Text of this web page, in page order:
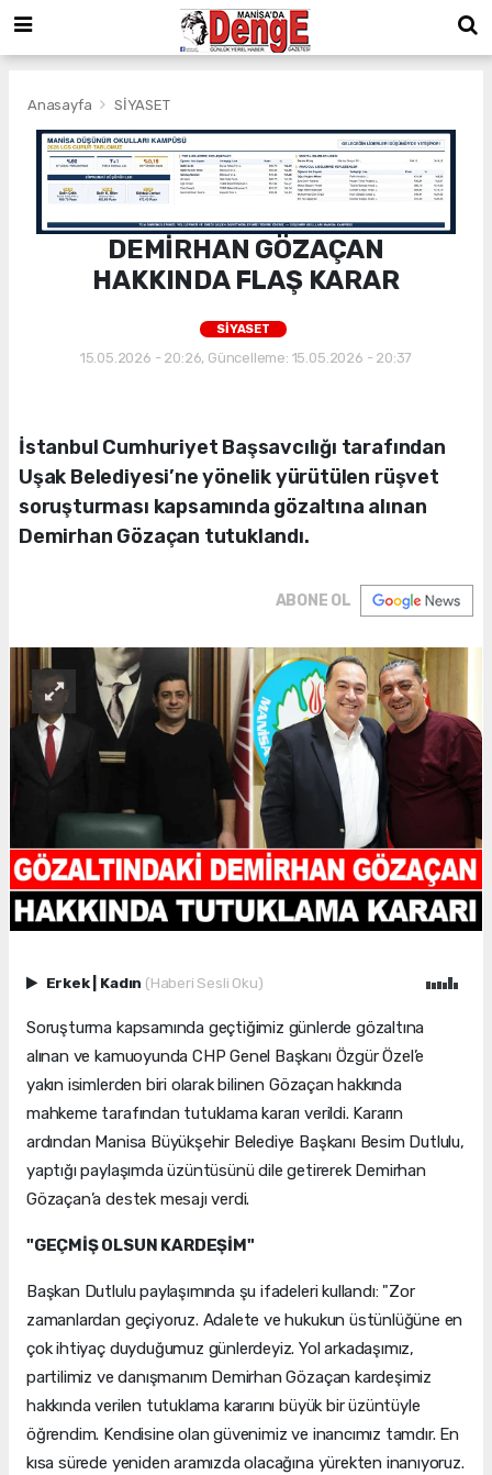
Anasayfa SİYASET
DEMİRHAN GÖZAÇAN
HAKKINDA FLAŞ KARAR
SİYASET
15.05.2026 - 20:26, Güncelleme: 15.05.2026 - 20:37
İstanbul Cumhuriyet Başsavcılığı tarafından
Uşak Belediyesi’ne yönelik yürütülen rüşvet
soruşturması kapsamında gözaltına alınan
Demirhan Gözaçan tutuklandı.
ABONE OL
Erkek Kadın (Haberi Sesli Oku)
Soruşturma kapsamında geçtiğimiz günlerde gözaltına
alınan ve kamuoyunda CHP Genel Başkanı Özgür Özel’e
yakın isimlerden biri olarak bilinen Gözaçan hakkında
mahkeme tarafından tutuklama kararı verildi. Kararın
ardından Manisa Büyükşehir Belediye Başkanı Besim Dutlulu,
yaptığı paylaşımda üzüntüsünü dile getirerek Demirhan
Gözaçan’a destek mesajı verdi.
"GEÇMİŞ OLSUN KARDEŞİM"
Başkan Dutlulu paylaşımında şu ifadeleri kullandı: "Zor
zamanlardan geçiyoruz. Adalete ve hukukun üstünlüğüne en
çok ihtiyaç duyduğumuz günlerdeyiz. Yol arkadaşımız,
partilimiz ve danışmanım Demirhan Gözaçan kardeşimiz
hakkında verilen tutuklama kararını büyük bir üzüntüyle
öğrendim. Kendisine olan güvenimiz ve inancımız tamdır. En
kısa sürede yeniden aramızda olacağına yürekten inanıyoruz.